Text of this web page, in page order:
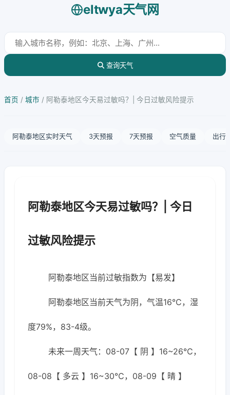
eltwya天气网
查询天气
首页 / 城市 / 阿勒泰地区今天易过敏吗？| 今日过敏风险提示
阿勒泰地区实时天气 3天预报 7天预报 空气质量 出行
阿勒泰地区今天易过敏吗？| 今日
过敏风险提示
阿勒泰地区当前过敏指数为【易发】
阿勒泰地区当前天气为阴，气温16℃，湿
度79%，83-4级。
未来一周天气：08-07【 阴 】16~26℃，
08-08【 多云 】16~30℃，08-09【 晴 】